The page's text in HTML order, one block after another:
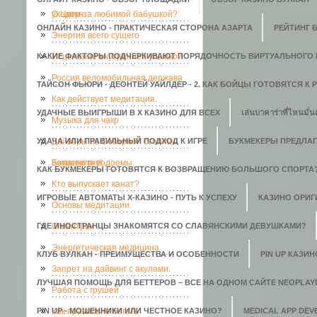
ОНЛАЙН КАЗИНО - ПРАКТИЧЕСКАЯ СТОРОНА АЗАРТА РЕЙТИНГ
КАКИЕ ФАКТОРЫ ПОДЧЕРКИВАЮТ ПОРЯДОЧНОСТЬ ВИРТУАЛЬНОГО
ТАЙСОН ФЬЮРИ - ДЕОНТЕЙ УАЙЛДЕР - 2. КАК БОЙЦЫ ГОТОВЯТСЯ К
УДАЧНЫЕ ВЫИГРЫШИ В X КАЗИНО ДЛЯ ВСЕХ เล่นบาคาร่าที่ไหนมั่น
УДАЧА ИЛИ ПРАВИЛЬНЫЙ ПОДХОД К ИГРЕ БУКМЕКЕРЫ
КАК БУКМЕКЕРЫ ГОТОВЯТСЯ К ВОЗВРАЩЕНИЮ БОЛЬШОГО
ИГРОВЫЕ АВТОМАТЫ Х-КАЗИНО - ПУТЬ К УСПЕХУ КАЗИНО
ГДЕ ИНОСТРАНЦЫ ЗНАКОМЯТСЯ СО СЛАВЯНСКИМИ ДЕВУШКАМИ?
КЛУБ ВУЛКАН - ПРЕИМУЩЕСТВА И ОСОБЕННОСТИ PIN UP
ЛУЧШАЯ ПОМОЩЬ ДЛЯ БЕТТЕРОВ – ВСЕ НА ОДНОМ САЙТЕ
PIN UP - МОШЕННИКИ ИЛИ ЧЕСТНОЕ КАЗИНО? MEDICAL APP
уходом за любимой бабушкой?
О Цигун
Энергия всего сущего
Исцеление внутренней улыбкой
Россия веломобильная держава
Как действует медитация.
Музыка для чакр
Дайверы из Северной столицы
почистили водоемы.
Баранки гну!
Кто выпускает канат?
Основы медитации.
О мантрах
Энергетическая медицина
Запрет на дайвинг с акулами.
Работа с грушей
Как правильно бегать